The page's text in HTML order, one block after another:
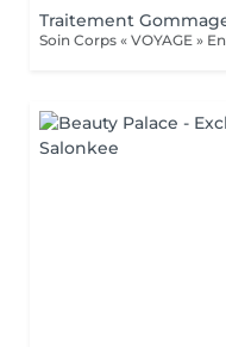
Traitement